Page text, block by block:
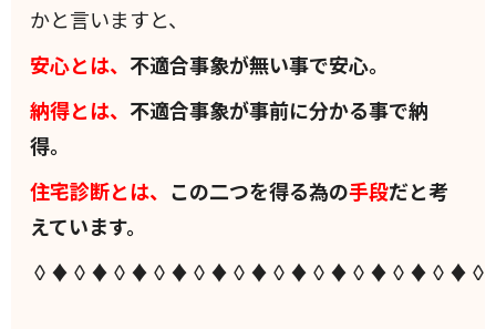
かと言いますと、
安心とは、 不適合事象が無い事で安心。
納得とは、 不適合事象が事前に分かる事で納
得。
住宅診断とは、 この二つを得る為の手段だと考
えています。